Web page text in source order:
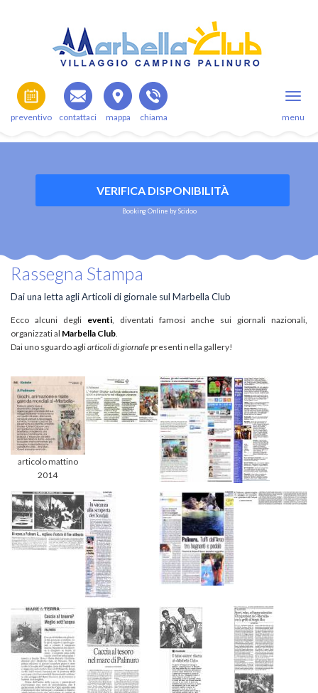
preventivo contattaci mappa chiama menu
VERIFICA DISPONIBILITÀ
Booking Online by Scidoo
Rassegna Stampa
Dai una letta agli Articoli di giornale sul Marbella Club
Ecco alcuni degli eventi, diventati famosi anche sui giornali nazionali,
organizzati al Marbella Club.
Dai uno sguardo agliarticoli di giornalepresenti nella gallery!
articolo mattino
2014